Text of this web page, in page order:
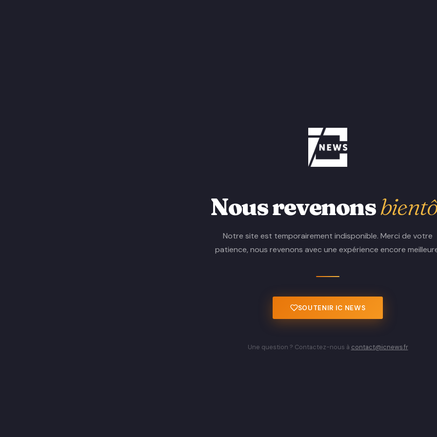
Nous revenons
Notre site est temporairement indisponible. Merci de votre
patience, nous revenons avec une expérience encore
SOUTENIR IC NEWS
Une question ? Contactez-nous à contact@icnews.fr